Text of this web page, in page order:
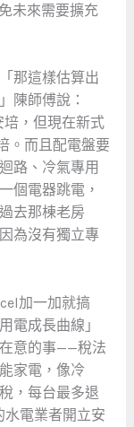
未來需要擴充
那這樣估算出
陳師傅說：
培，但現在新式
。而且配電盤要
路、冷氣專用
個電器跳電，
去那棟老房
為沒有獨立專
加一加就搞
電成長曲線」
意的事——稅法
家電，像冷
，每台最多退
電業者開立安